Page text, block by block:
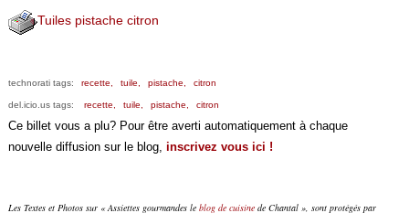
Tuiles pistache citron
technorati tags: recette, tuile, pistache, citron
del.icio.us tags: recette, tuile, pistache, citron
Ce billet vous a plu? Pour être averti automatiquement à chaque
nouvelle diffusion sur le blog, inscrivez vous ici !
Les Textes et Photos sur « Assiettes gourmandes le blog de cuisinede Chantal », sont protégés par